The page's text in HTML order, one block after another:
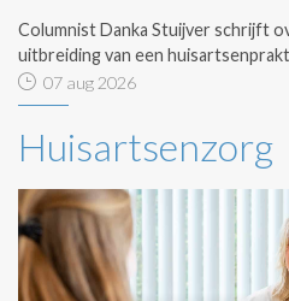
Columnist Danka Stuijver schrijft
uitbreiding van een
07 aug 2026
Huisartsenzorg